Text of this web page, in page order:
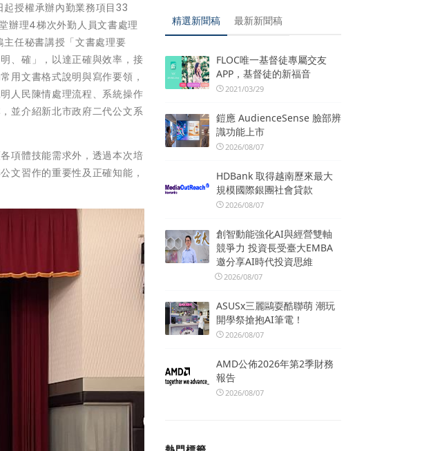
授權承辦內勤業務項目33
辦理4梯次外勤人員文書處理
任秘書講授「文書處理要
、確」，以達正確與效率，接
用文書格式說明與寫作要領，
人民陳情處理流程、系統操作
並介紹新北市政府二代公文系
項體技能需求外，透過本次培
文習作的重要性及正確知能，
精選新聞稿 最新新聞稿
FLOC唯一基督徒專屬交友
APP，基督徒的新福音
2021/03/29
鎧應 AudienceSense 臉部辨
識功能上市
2026/08/07
HDBank 取得越南歷來最大
規模國際銀團社會貸款
2026/08/07
創智動能強化AI與經營雙軸
競爭力 投資長受臺大EMBA
邀分享AI時代投資思維
2026/08/07
ASUSx三麗鷗耍酷聯萌 潮玩
開學祭搶抱AI筆電！
2026/08/07
AMD公佈2026年第2季財務
報告
2026/08/07